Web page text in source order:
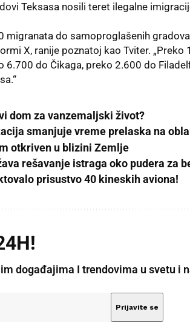
Teksasa nosili teret ilegalne
migranata do samoproglašenih gradova
X, ranije poznatoj kao Tviter. „Preko
do Čikaga, preko 2.600 do
dom za vanzemaljski život?
smanjuje vreme prelaska na
otkriven u blizini Zemlje
rešavanje istraga oko pudera za
prisustvo 40 kineskih aviona!
događajima I trendovima u svetu i